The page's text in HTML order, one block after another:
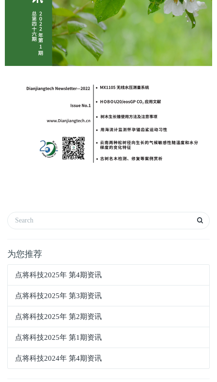
为您推荐
点将科技2025年 第4期资讯
点将科技2025年 第3期资讯
点将科技2025年 第2期资讯
点将科技2025年 第1期资讯
点将科技2024年 第4期资讯